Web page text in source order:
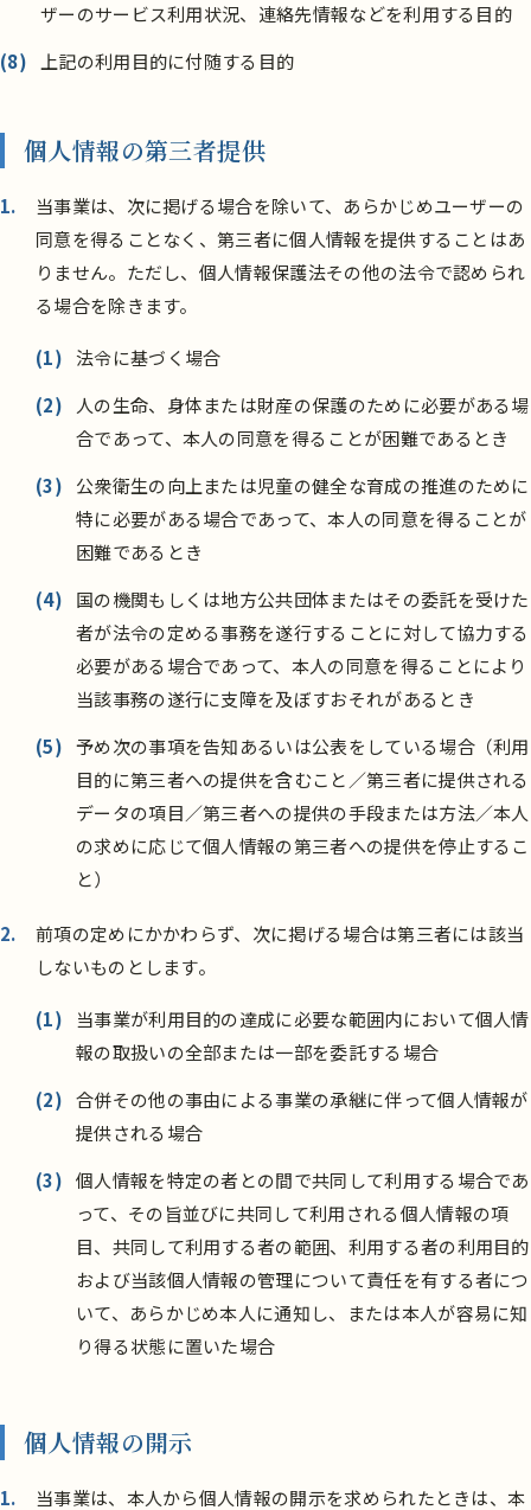
ザーのサービス利用状況、連絡先情報などを利用する目的
(8)
上記の利用目的に付随する目的
個人情報の第三者提供
当事業は、次に掲げる場合を除いて、あらかじめユーザーの
同意を得ることなく、第三者に個人情報を提供することはあ
りません。ただし、個人情報保護法その他の法令で認められ
る場合を除きます。
(1) 法令に基づく場合
(2)
人の生命、身体または財産の保護のために必要がある場
合であって、本人の同意を得ることが困難であるとき
(3)
公衆衛生の向上または児童の健全な育成の推進のために
特に必要がある場合であって、本人の同意を得ることが
困難であるとき
(4)
国の機関もしくは地方公共団体またはその委託を受けた
者が法令の定める事務を遂行することに対して協力する
必要がある場合であって、本人の同意を得ることにより
当該事務の遂行に支障を及ぼすおそれがあるとき
(5) 予め次の事項を告知あるいは公表をしている場合（利用
目的に第三者への提供を含むこと／第三者に提供される
データの項目／第三者への提供の手段または方法／本人
の求めに応じて個人情報の第三者への提供を停止するこ
と）
前項の定めにかかわらず、次に掲げる場合は第三者には該当
しないものとします。
(1)
当事業が利用目的の達成に必要な範囲内において個人情
報の取扱いの全部または一部を委託する場合
(2) 合併その他の事由による事業の承継に伴って個人情報が
提供される場合
(3) 個人情報を特定の者との間で共同して利用する場合であ
って、その旨並びに共同して利用される個人情報の項
目、共同して利用する者の範囲、利用する者の利用目的
および当該個人情報の管理について責任を有する者につ
いて、あらかじめ本人に通知し、または本人が容易に知
り得る状態に置いた場合
個人情報の開示
当事業は、本人から個人情報の開示を求められたときは、本